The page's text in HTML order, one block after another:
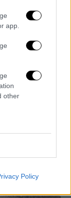
app.
other
Policy